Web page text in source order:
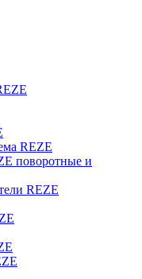
REZE
поворотные и
REZE